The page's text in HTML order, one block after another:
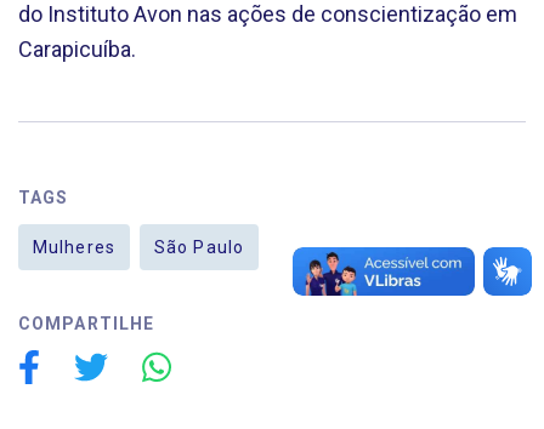
do Instituto Avon nas ações de conscientização em
Carapicuíba.
TAGS
Mulheres São Paulo
COMPARTILHE